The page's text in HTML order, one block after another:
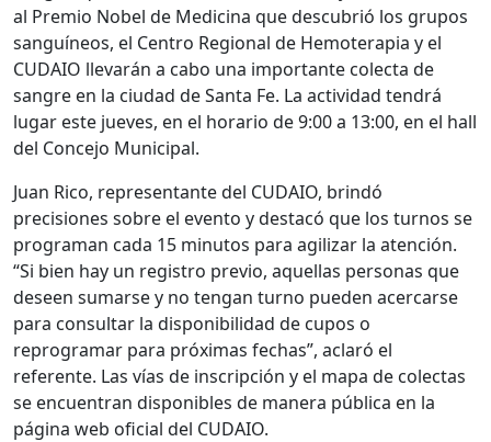
al Premio Nobel de Medicina que descubrió los grupos
sanguíneos, el Centro Regional de Hemoterapia y el
CUDAIO llevarán a cabo una importante colecta de
sangre en la ciudad de Santa Fe. La actividad tendrá
lugar este jueves, en el horario de 9:00 a 13:00, en el hall
del Concejo Municipal.
Juan Rico, representante del CUDAIO, brindó
precisiones sobre el evento y destacó que los turnos se
programan cada 15 minutos para agilizar la atención.
“Si bien hay un registro previo, aquellas personas que
deseen sumarse y no tengan turno pueden acercarse
para consultar la disponibilidad de cupos o
reprogramar para próximas fechas”, aclaró el
referente. Las vías de inscripción y el mapa de colectas
se encuentran disponibles de manera pública en la
página web oficial del CUDAIO.